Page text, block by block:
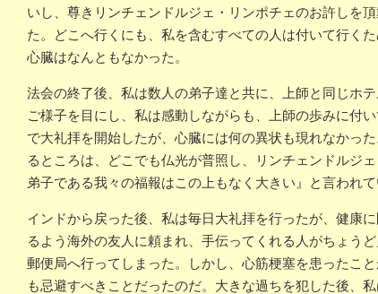
いし、尊きリンチェンドルジェ・リンポチェのお許しを
た。どこへ行くにも、私を含むすべての人は付いて行く
心臓はなんともなかった。
法会の終了後、私は数人の弟子達と共に、上師と同じホ
ご様子を目にし、私は感動しながらも、上師の歩みに付
で大礼拝を開始したが、心臓には何の異状も現れなかっ
るところは、どこでも仏光が普照し、リンチェンドルジ
弟子である我々の福報はこの上もなく大きい』と言われ
インドから戻った後、私は毎日大礼拝を行ったが、健康
るよう海外の友人に頼まれ、手伝ってくれる人がちょう
郵便局へ行ってしまった。しかし、心筋梗塞を患ったこ
も忌避すべきことだったのだ。大きな過ちを犯した後、